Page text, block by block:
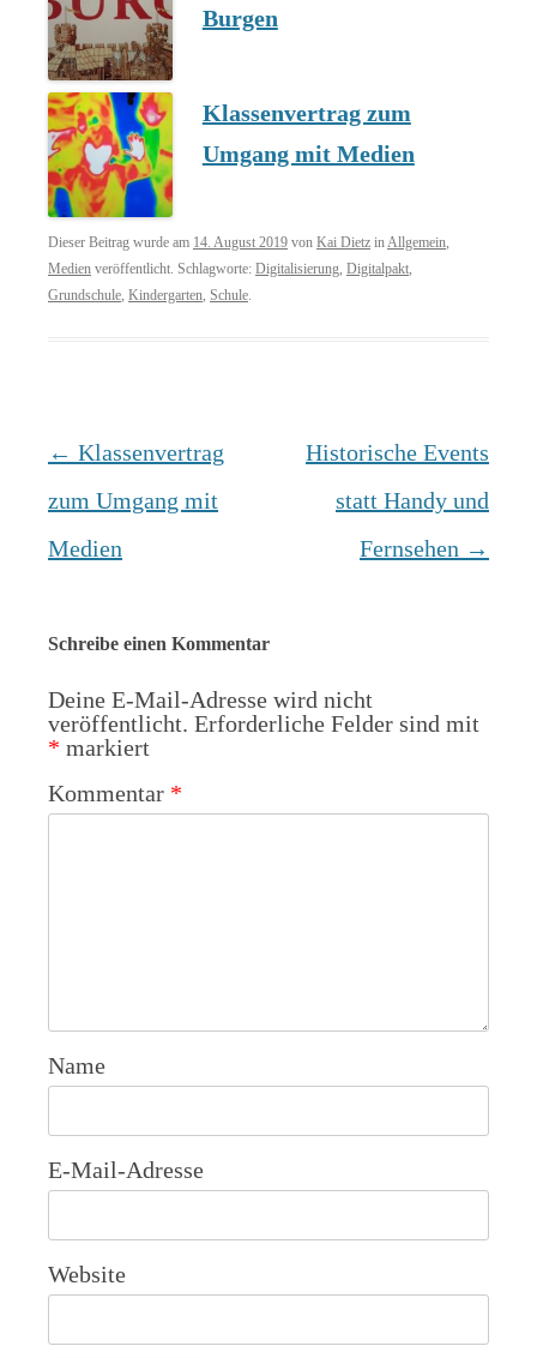
Burgen
Klassenvertrag zum
Umgang mit Medien
Dieser Beitrag wurde am 14. August 2019 von Kai Dietz inAllgemein,
Medien veröffentlicht. Schlagworte: Digitalisierung, Digitalpakt,
Grundschule, Kindergarten, Schule.
Beitrags-
Navigation
← Klassenvertrag
zum Umgang mit
Medien
Historische Events
statt Handy und
Fernsehen →
Schreibe einen Kommentar
Deine E-Mail-Adresse wird nicht
veröffentlicht. Erforderliche Felder sind mit
* markiert
Kommentar *
Name
E-Mail-Adresse
Website